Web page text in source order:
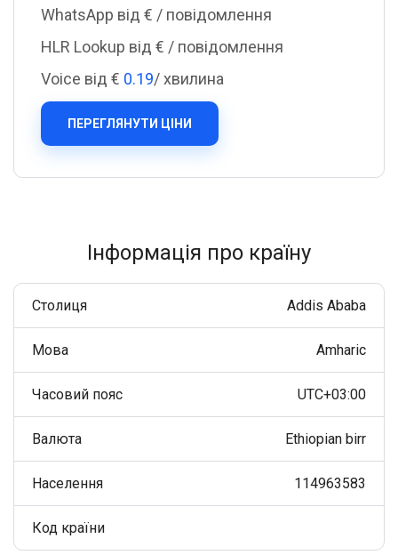
WhatsApp від € / повідомлення
HLR Lookup від € / повідомлення
Voice від € 0.19/ хвилина
ПЕРЕГЛЯНУТИ ЦІНИ
Інформація про країну
Столиця Addis Ababa
Мова Amharic
Часовий пояс UTC+03:00
Валюта Ethiopian birr
Населення 114963583
Код країни